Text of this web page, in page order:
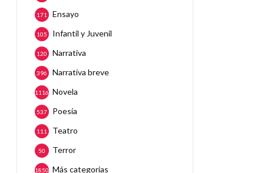
Ensayo
171
Infantil y Juvenil
105
Narrativa
120
Narrativa breve
396
Novela
1116
Poesía
537
Teatro
111
Terror
50
Más categorias
1850